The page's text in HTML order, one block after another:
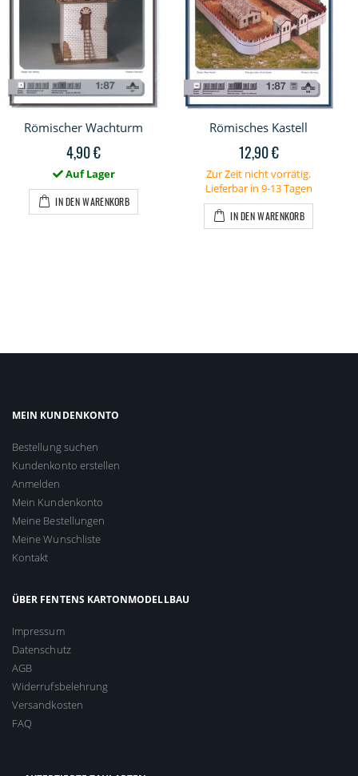
Römischer Wachturm
4,90 €
Auf Lager
IN DEN WARENKORB
Römisches Kastell
12,90 €
Zur Zeit nicht vorrätig.
Lieferbar in 9-13 Tagen
IN DEN WARENKORB
MEIN KUNDENKONTO
Bestellung suchen
Kundenkonto erstellen
Anmelden
Mein Kundenkonto
Meine Bestellungen
Meine Wunschliste
Kontakt
ÜBER FENTENS KARTONMODELLBAU
Impressum
Datenschutz
AGB
Widerrufsbelehrung
Versandkosten
FAQ